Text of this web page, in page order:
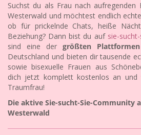
Suchst du als Frau nach aufregenden
Westerwald und möchtest endlich echte
ob für prickelnde Chats, heiße
Beziehung? Dann bist du auf sie-
sind eine der größten Plattformen
Deutschland und bieten dir tausende
sowie bisexuelle Frauen aus
dich jetzt komplett kostenlos an und
Traumfrau!
Die aktive Sie-sucht-Sie-Community
Westerwald